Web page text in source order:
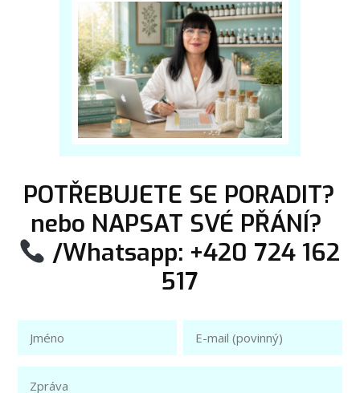
POTŘEBUJETE SE PORADIT?
nebo NAPSAT SVÉ PŘÁNÍ?
/Whatsapp: +420 724 162
517